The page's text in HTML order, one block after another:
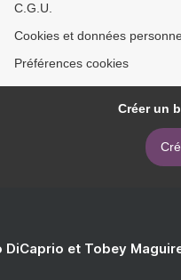
C.G.U.
Cookies et données
Préférences cookies
Créer un
DiCaprio et Tobey